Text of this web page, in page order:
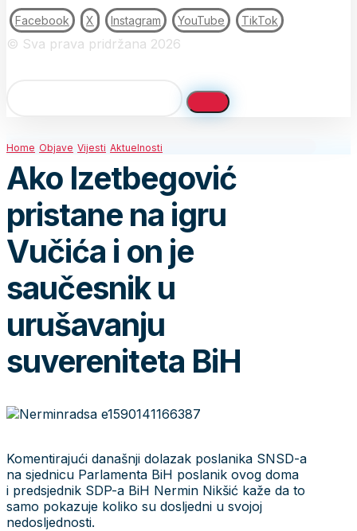
Facebook X Instagram YouTube TikTok
© Sva prava pridržana 2026
Home Objave Vijesti Aktuelnosti
Ako Izetbegović
pristane na igru
Vučića i on je
saučesnik u
urušavanju
suvereniteta BiH
Komentirajući današnji dolazak poslanika SNSD-a
na sjednicu Parlamenta BiH poslanik ovog doma
i predsjednik SDP-a BiH Nermin Nikšić kaže da to
samo pokazuje koliko su dosljedni u svojoj
nedosljednosti.